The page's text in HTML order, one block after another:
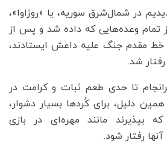
در شمال‌شرق سوریه، یا «روژاوا»،
تمام وعده‌هایی که داده شد و پس از
خط مقدم جنگ علیه داعش ایستادند،
شد.
تا حدی طعم ثبات و کرامت در
دلیل، برای کُردها بسیار دشوار،
بپذیرند مانند مهره‌ای در بازی
رفتار شود.